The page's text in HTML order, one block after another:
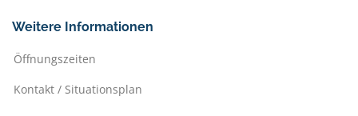
Weitere Informationen
Öffnungszeiten
Kontakt / Situationsplan